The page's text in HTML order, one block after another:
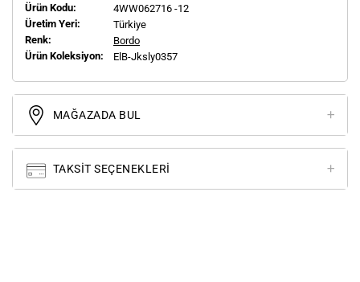
Ürün Kodu:
4WW062716 -12
Üretim Yeri:
Türkiye
Renk:
Bordo
Ürün Koleksiyon:
ElB-Jksly0357
MAĞAZADA BUL
TAKSIT SEÇENEKLERI